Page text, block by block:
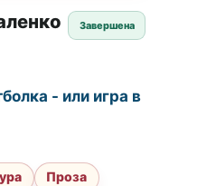
Завершена
- или игра в
Проза